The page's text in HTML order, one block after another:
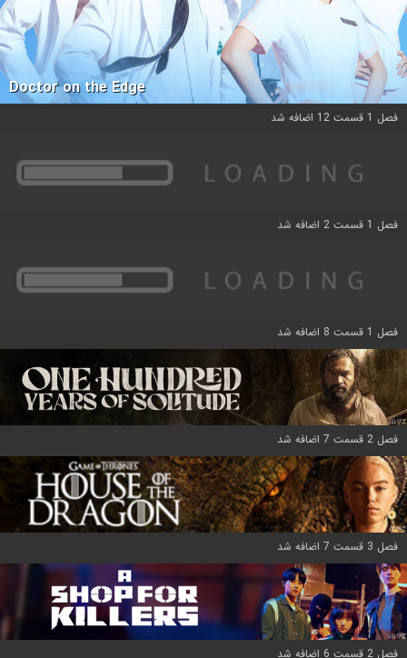
Doctor on the Edge
فصل 1 قسمت 12 اضافه شد
فصل 1 قسمت 2 اضافه شد
فصل 1 قسمت 8 اضافه شد
فصل 2 قسمت 7 اضافه شد
فصل 3 قسمت 7 اضافه شد
فصل 2 قسمت 6 اضافه شد